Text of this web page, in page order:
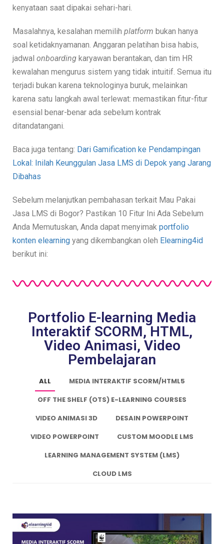
kenyataan saat dipakai sehari-hari.
Masalahnya, kesalahan memilih platform bukan hanya
soal ketidaknyamanan. Anggaran pelatihan bisa habis,
jadwal onboarding karyawan berantakan, dan tim HR
kewalahan mengurus sistem yang tidak intuitif. Semua itu
terjadi bukan karena teknologinya buruk, melainkan
karena satu langkah awal terlewat: memastikan fitur-fitur
esensial benar-benar ada sebelum kontrak
ditandatangani.
Baca juga tentang: Dari Gamification ke Pendampingan
Lokal: Inilah Keunggulan Jasa LMS di Depok yang Jarang
Dibahas
Sebelum melanjutkan pembahasan terkait Mau Pakai
Jasa LMS di Bogor? Pastikan 10 Fitur Ini Ada Sebelum
Anda Memutuskan, Anda dapat menyimak portfolio
konten elearning yang dikembangkan oleh Elearning4id
berikut ini:
Portfolio E-learning Media
Interaktif SCORM, HTML,
Video Animasi, Video
Pembelajaran
ALL
MEDIA INTERAKTIF SCORM/HTML5
OFF THE SHELF (OTS) E-LEARNING COURSES
VIDEO ANIMASI 3D
DESAIN POWERPOINT
VIDEO POWERPOINT
CUSTOM MOODLE LMS
LEARNING MANAGEMENT SYSTEM (LMS)
CLOUD LMS